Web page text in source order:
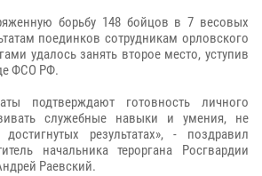
борьбу 148 бойцов в 7 весовых
поединков сотрудникам орловского
удалось занять второе место, уступив
ФСО РФ.
подтверждают готовность личного
служебные навыки и умения, не
результатах», - поздравил
начальника тероргана Росгвардии
Раевский.